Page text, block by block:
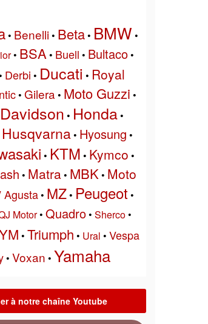
• Benelli• Beta• BMW •
• BSA • Buell • Bultaco•
Derbi • Ducati • Royal
• Gilera • Moto Guzzi •
• Honda•
Husqvarna• Hyosung •
• KTM • Kymco •
• Matra• MBK • Moto
Agusta• MZ• Peugeot •
Motor• Quadro• Sherco•
• Triumph • Ural • Vespa
• Voxan • Yamaha